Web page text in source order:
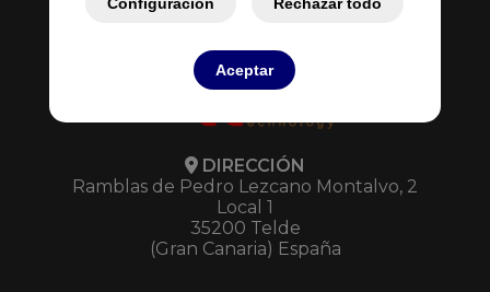
Aceptar
DIRECCIÓN
Ramblas de Pedro Lezcano Montalvo, 2
Local 1
35200 Telde
(Gran Canaria) España